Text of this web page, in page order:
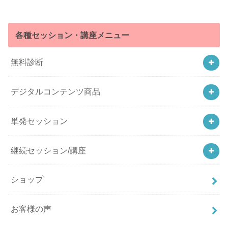
各種セッション・講座メニュー
無料診断
デジタルコンテンツ商品
単発セッション
継続セッション/講座
ショップ
お客様の声